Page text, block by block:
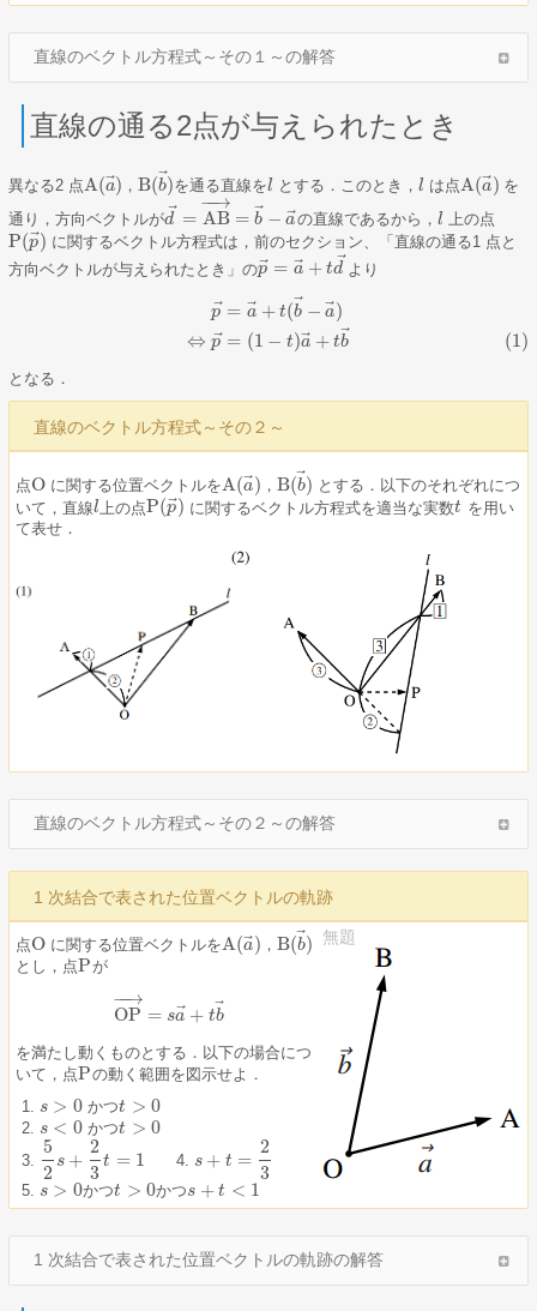
直線のベクトル方程式～その１～の解答
直線の通る2点が与えられたとき
異なる2 点A(a⃗) ，B(b⃗)
A(a→ ，B(b→)
を通る直線をl
l とする．このとき，l
l は点A(a⃗)
A(a→ )を
通り，方向ベクトルがd = AB
−→
−
= b⃗ − a⃗
d→= AB→ =b → −a→の直線であるから， l
l 上の点
P(p⃗
)
P(p→ に関するベクトル方程式は，前のセクション、「直線の通る1 点と
方向ベクトルが与えられたとき」のp = a⃗ + td
p→= a→+ td→より
p⃗
⇔ p⃗
= a + t(b⃗ − a⃗)
= (1 − t)a + tb⃗ (1)
→−a→) (1) ⇔p→ (1−
となる．
直線のベクトル方程式～その２～
点O
O に関する位置ベクトルをA(a⃗) ， B(b⃗
)
A(a→ ，B(b→)
とする．以下のそれぞれにつ
いて，直線l
l 上の点P(p⃗
)
P(p→ に関するベクトル方程式を適当な実数t
t を用い
て表せ．
直線のベクトル方程式～その２～の解答
1 次結合で表された位置ベクトルの軌跡
無題
点O
O に関する位置ベクトルをA(a⃗) ， B(b⃗
)
A(a→ ，B(b→
)
とし，点P
P が
OP
−→
−
= sa⃗ + tb
OP→= sa→+ tb→
を満たし動くものとする．以下の場合につ
いて，点P
P の動く範囲を図示せよ．
s > 0
s >0 かつt > 0
t>0
s < 0
s <0 かつt > 0
t>0
5
2
s +
2
3
t = 1
52 s +2 3t=1 s + t =
2
3
s+t=2 3
s > 0
s >0 かつt > 0
t>0 かつs + t < 1
s +t<1
1 次結合で表された位置ベクトルの軌跡の解答